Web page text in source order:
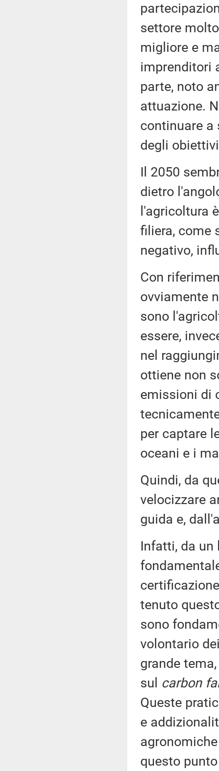
settore
migliore e
imprenditori
parte, noto
attuazione.
continuare a
degli
Il 2050
dietro
l'agricoltura
filiera, come
negativo,
Con
ovviamente
sono
essere,
nel
ottiene non
emissioni di
per captare
oceani e i
Quindi, da
velocizzare
guida e,
Infatti, da un
tenuto
sono
volontario
grande
sul carbon
Queste
e
questo